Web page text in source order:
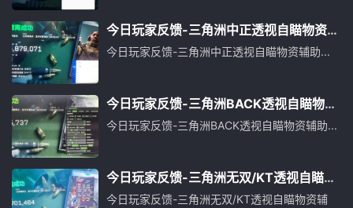
今日玩家反馈-三角洲中正透视自瞄物资辅
助
今日玩家反馈-三角洲中正透视自瞄物资辅助...
今日玩家反馈-三角洲BACK透视自瞄物资
辅助
今日玩家反馈-三角洲BACK透视自瞄物资辅助...
今日玩家反馈-三角洲无双/KT透视自瞄物
资辅助
今日玩家反馈-三角洲无双/KT透视自瞄物资辅